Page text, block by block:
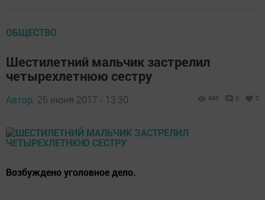
ОБЩЕСТВО
Шестилетний мальчик застрелил
четырехлетнюю сестру
Автор, 26 июня 2017 - 13:30 998 0 0
Возбуждено уголовное дело.